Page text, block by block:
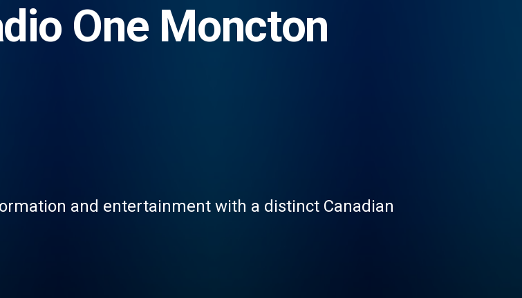
One Moncton
and entertainment with a distinct Canadian